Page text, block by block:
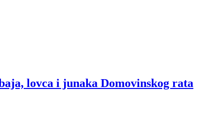
lovca i junaka Domovinskog rata